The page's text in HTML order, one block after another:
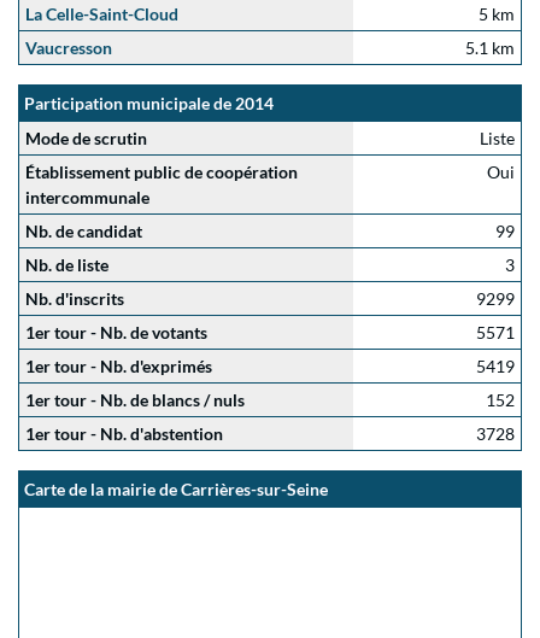
La Celle-Saint-Cloud
5 km
Vaucresson
5.1 km
Participation municipale de 2014
Mode de scrutin
Liste
Établissement public de coopération
intercommunale
Oui
Nb. de candidat
99
Nb. de liste
3
Nb. d'inscrits
9299
1er tour - Nb. de votants
5571
1er tour - Nb. d'exprimés
5419
1er tour - Nb. de blancs / nuls
152
1er tour - Nb. d'abstention
3728
Carte de la mairie de Carrières-sur-Seine